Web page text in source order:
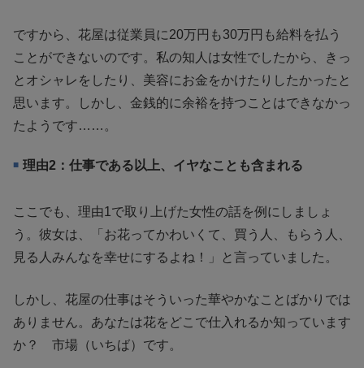
ですから、花屋は従業員に20万円も30万円も給料を払う
ことができないのです。私の知人は女性でしたから、きっ
とオシャレをしたり、美容にお金をかけたりしたかったと
思います。しかし、金銭的に余裕を持つことはできなかっ
たようです……。
理由2：仕事である以上、イヤなことも含まれる
ここでも、理由1で取り上げた女性の話を例にしましょ
う。彼女は、「お花ってかわいくて、買う人、もらう人、
見る人みんなを幸せにするよね！」と言っていました。
しかし、花屋の仕事はそういった華やかなことばかりでは
ありません。あなたは花をどこで仕入れるか知っています
か？ 市場（いちば）です。